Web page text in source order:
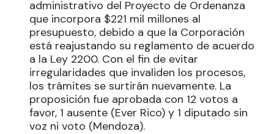
administrativo del Proyecto de Ordenanza
que incorpora $221 mil millones al
presupuesto, debido a que la Corporación
está reajustando su reglamento de acuerdo
a la Ley 2200. Con el fin de evitar
irregularidades que invaliden los procesos,
los trámites se surtirán nuevamente. La
proposición fue aprobada con 12 votos a
favor, 1 ausente (Ever Rico) y 1 diputado sin
voz ni voto (Mendoza).